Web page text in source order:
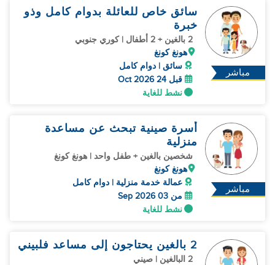
مباشر
سائق خاص للعائلة بدوام كامل وذو
خبرة
2 بالغين + 2 أطفال | كوري جنوبي
هونغ كونغ
سائق | دوام كامل
قبل 24 Oct 2026
نشط للغاية
مباشر
أسرة صينية تبحث عن مساعدة
منزلية
شخصين بالغين + طفل واحد | هونغ كونغ
هونغ كونغ
عمالة خدمة منزلية | دوام كامل
من 03 Sep 2026
نشط للغاية
2 بالغين يحتاجون إلى مساعد فلبيني
2 البالغين | صيني